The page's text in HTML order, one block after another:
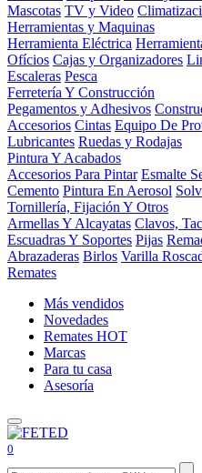
Mascotas TV y Video
Herramientas y Maquinas
Herramienta Eléctrica
Ofícios Cajas y Organizadores
Escaleras Pesca
Ferretería Y Construcción
Pegamentos y Adhesivos
Accesorios Cintas Equipo De
Lubricantes Ruedas y Rodajas
Pintura Y Acabados
Accesorios Para Pintar Esmalte
Cemento Pintura En Aerosol
Tornillería, Fijación Y Otros
Armellas Y Alcayatas Clavos,
Escuadras Y Soportes Pijas
Abrazaderas Birlos Varilla
Remates
Más vendidos
Novedades
Remates HOT
Marcas
Para tu casa
Asesoría
0